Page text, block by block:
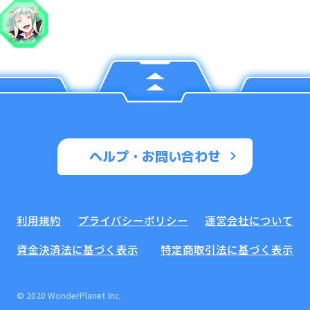
ヘルプ・お問い合わせ
利用規約 プライバシーポリシー
運営会社について
資金決済法に基づく表示
特定商取引法に基づく表示
© 2020 WonderPlanet Inc.